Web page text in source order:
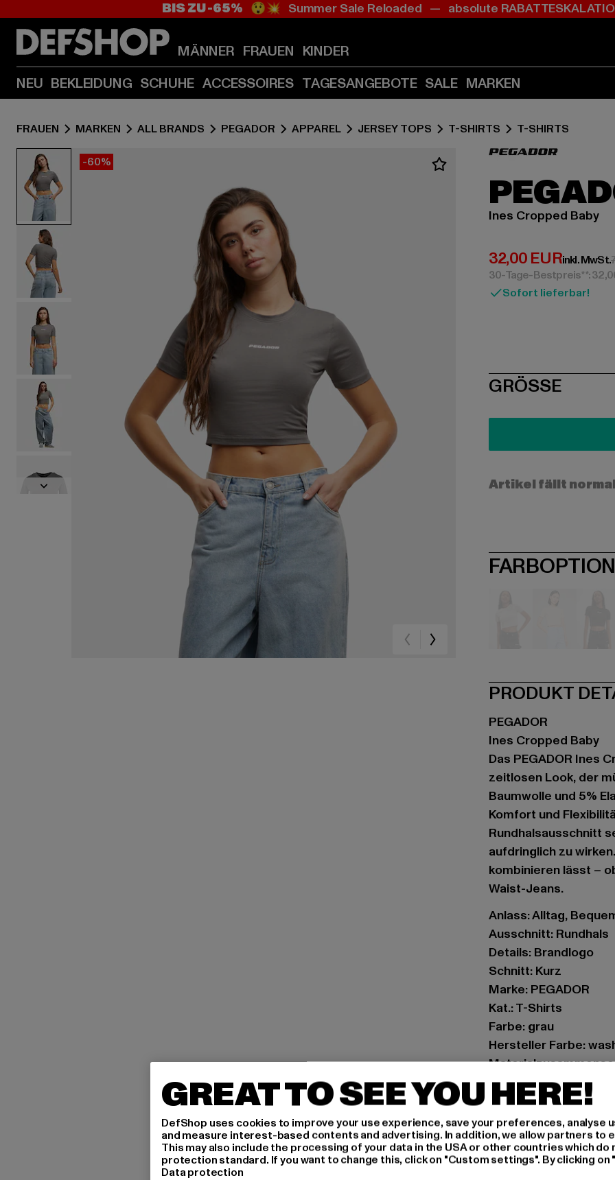
Zum
(Enter
drücken)
Zum
(Enter
drücken)
BIS ZU -65% 😲💥 Summer Sale Reloaded — absolute
MÄNNER FRAUEN KINDER
NEU BEKLEIDUNG SCHUHE ACCESSOIRES TAGESANGEBOTE SALE MARKEN
FRAUEN MARKEN ALL BRANDS PEGADOR APPAREL JERSEY TOPS T-SHIRTS T-SHIRTS
-60%
Ines Cropped Baby
32,00 EUR
Derzeitiger Preis:
inkl. MwSt.
30-Tage-Bestpreis**:
Sofort lieferbar!
SIZE
GRÖSSE
Artikel fällt
PRODUKT
PEGADOR
Ines Cropped Baby
Das PEGADOR Ines
zeitlosen Look, der
Baumwolle und 5%
Komfort und
Rundhalsausschnitt
aufdringlich zu
kombinieren lässt –
Waist-Jeans.
Anlass: Alltag,
Ausschnitt: Rundhals
Details: Brandlogo
Schnitt: Kurz
Marke: PEGADOR
Kat.: T-Shirts
Farbe: grau
Hersteller Farbe:
Art.Nr: PGDR3570-
Hersteller: The Mad
Hollefeldstraße 16 |
GREAT TO SEE YOU HERE!
DefShop uses cookies to improve your use experience, save your preferences, analyse
and measure interest-based contents and advertising. In addition, we allow partners to
This may also include the processing of your data in the USA or other countries which do
protection standard. If you want to change this, click on "Custom settings". By clicking
Data protection